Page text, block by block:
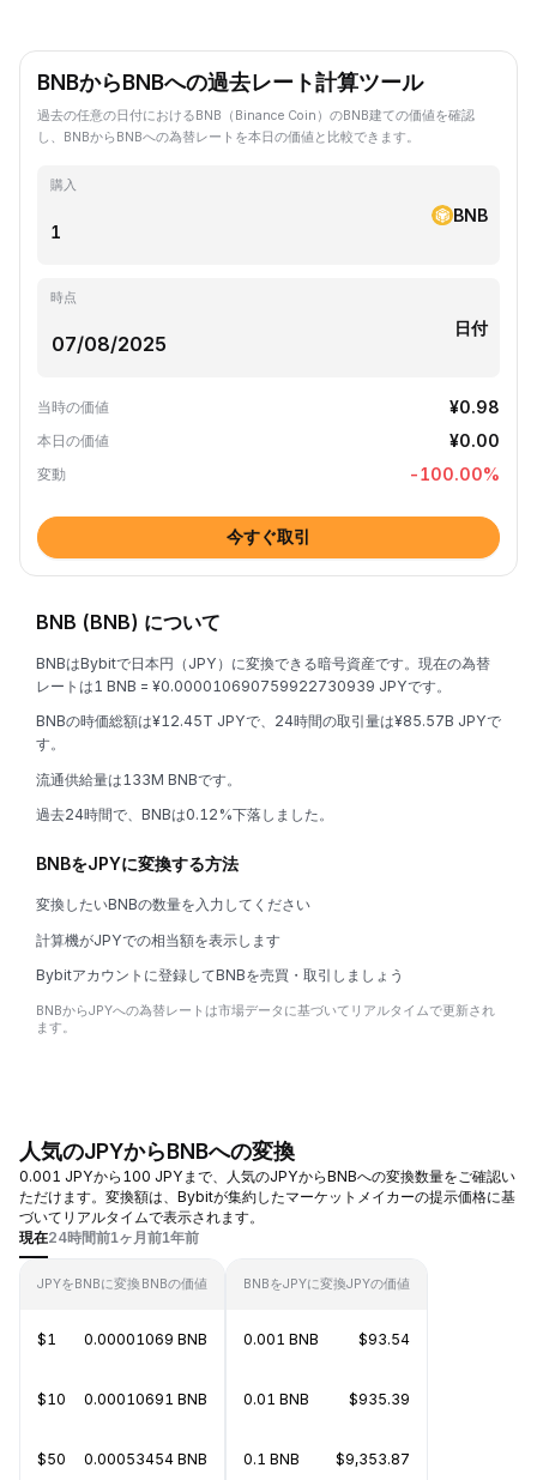
BNBからBNBへの過去レート計算ツール
過去の任意の日付におけるBNB（Binance Coin）のBNB建ての価値を確認
し、BNBからBNBへの為替レートを本日の価値と比較できます。
購入
BNB
時点
日付
当時の価値 ¥0.98
本日の価値 ¥0.00
変動 -100.00%
今すぐ取引
BNB (BNB) について
BNBはBybitで日本円（JPY）に変換できる暗号資産です。現在の為替
レートは1 BNB = ¥0.000010690759922730939 JPYです。
BNBの時価総額は¥12.45T JPYで、24時間の取引量は¥85.57B JPYで
す。
流通供給量は133M BNBです。
過去24時間で、BNBは0.12%下落しました。
BNBをJPYに変換する方法
変換したいBNBの数量を入力してください
計算機がJPYでの相当額を表示します
Bybitアカウントに登録してBNBを売買・取引しましょう
BNBからJPYへの為替レートは市場データに基づいてリアルタイムで更新され
ます。
人気のJPYからBNBへの変換
0.001 JPYから100 JPYまで、人気のJPYからBNBへの変換数量をご確認い
ただけます。変換額は、Bybitが集約したマーケットメイカーの提示価格に基
づいてリアルタイムで表示されます。
現在24時間前1ヶ月前1年前
JPYをBNBに変換 BNBの価値
$1 0.00001069 BNB
$10 0.00010691 BNB
$50 0.00053454 BNB
BNBをJPYに変換JPYの価値
0.001 BNB $93.54
0.01 BNB $935.39
0.1 BNB $9,353.87